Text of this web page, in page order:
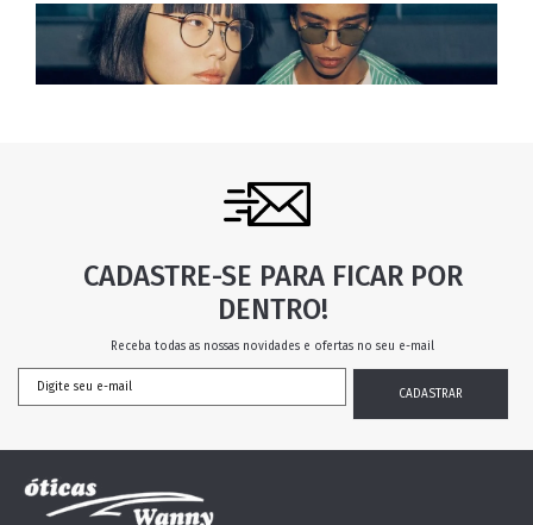
CADASTRE-SE PARA FICAR POR
DENTRO!
Receba todas as nossas novidades e ofertas no seu e-mail